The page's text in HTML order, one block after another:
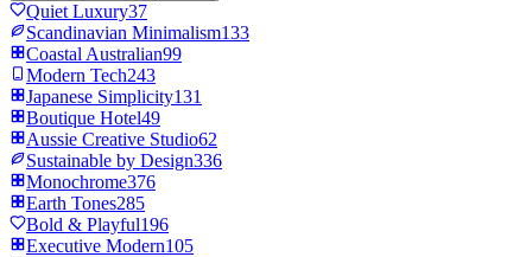
Quiet Luxury37
Scandinavian Minimalism133
Coastal Australian99
Modern Tech243
Japanese Simplicity131
Boutique Hotel49
Aussie Creative Studio62
Sustainable by Design336
Monochrome376
Earth Tones285
Bold & Playful196
Executive Modern105